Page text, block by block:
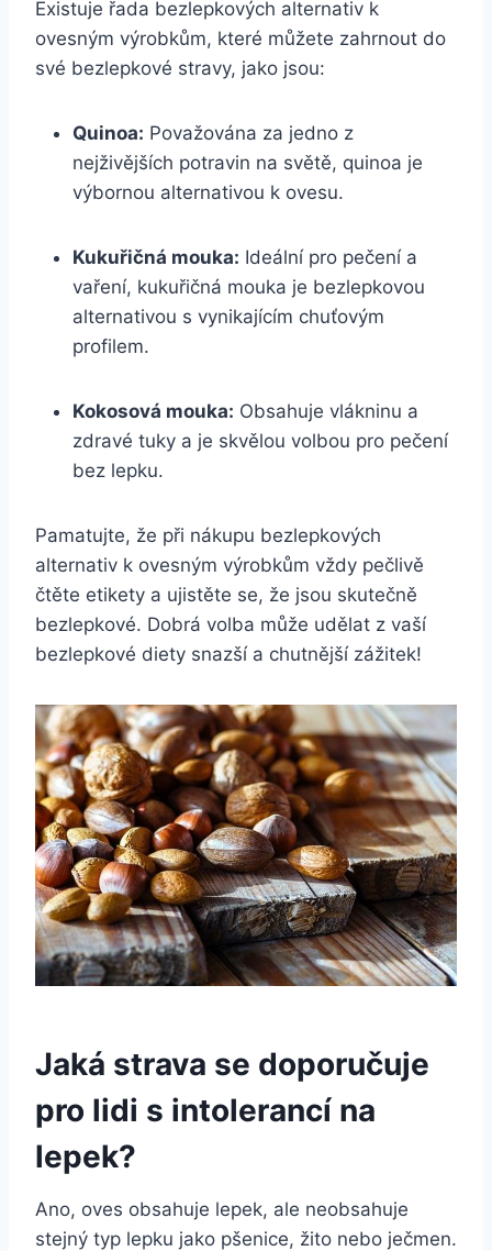
Existuje řada bezlepkových alternativ k
ovesným výrobkům, které můžete zahrnout do
své bezlepkové stravy, jako jsou:
Quinoa: Považována za jedno z
nejživějších potravin na světě, quinoa je
výbornou alternativou k ovesu.
Kukuřičná mouka: Ideální pro pečení a
vaření, kukuřičná mouka je bezlepkovou
alternativou s vynikajícím chuťovým
profilem.
Kokosová mouka: Obsahuje vlákninu a
zdravé tuky a je skvělou volbou pro pečení
bez lepku.
Pamatujte, že při nákupu bezlepkových
alternativ k ovesným výrobkům vždy pečlivě
čtěte etikety a ujistěte se, že jsou skutečně
bezlepkové. Dobrá volba může udělat z vaší
bezlepkové diety snazší a chutnější zážitek!
Jaká strava se doporučuje
pro lidi s intolerancí na
lepek?
Ano, oves obsahuje lepek, ale neobsahuje
stejný typ lepku jako pšenice, žito nebo ječmen.